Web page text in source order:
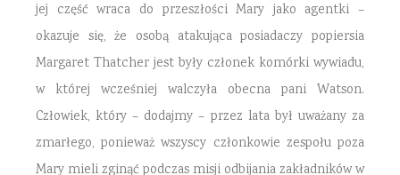
jej część wraca do przeszłości Mary jako agentki –
okazuje się, że osobą atakująca posiadaczy popiersia
Margaret Thatcher jest były członek komórki wywiadu,
w której wcześniej walczyła obecna pani Watson.
Człowiek, który – dodajmy – przez lata był uważany za
zmarłego, ponieważ wszyscy członkowie zespołu poza
Mary mieli zginąć podczas misji odbijania zakładników w